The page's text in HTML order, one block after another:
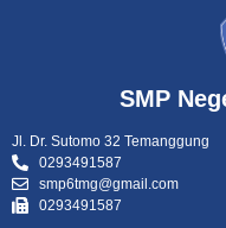
SMP
Jl. Dr. Sutomo 32 Temanggung
0293491587
smp6tmg@gmail.com
0293491587